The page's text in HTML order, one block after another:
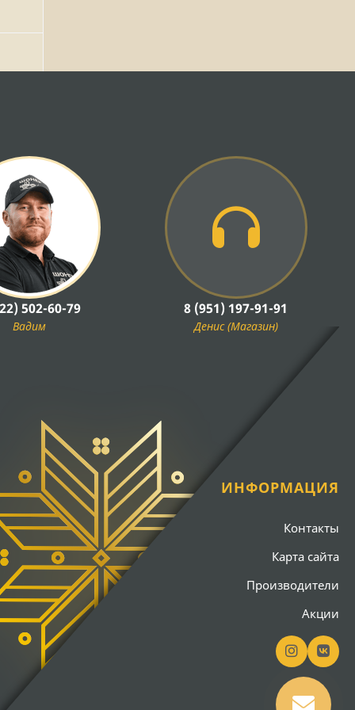
502-60-79
Вадим
8 (951) 197-91-91
Денис (Магазин)
ИНФОРМАЦИЯ
Контакты
Карта сайта
Производители
Акции